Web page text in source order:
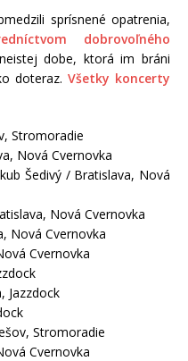
sprísnené opatrenia,
dobrovoľného
dobe, ktorá im bráni
doteraz.Všetky koncerty
Stromoradie
Nová Cvernovka
Šedivý / Bratislava, Nová
Nová Cvernovka
Nová Cvernovka
Cvernovka
Jazzdock
Stromoradie
Cvernovka